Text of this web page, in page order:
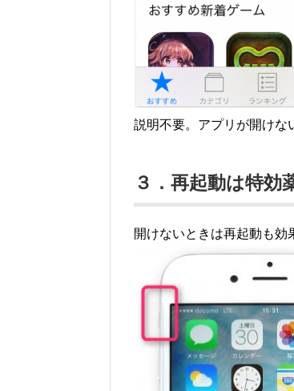
説明不要。アプリが開けな
３．再起動は特効
開けないときは再起動も効